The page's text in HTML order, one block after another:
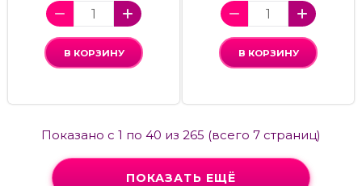
В КОРЗИНУ В КОРЗИНУ
Показано с 1 по 40 из 265 (всего 7 страниц)
ПОКАЗАТЬ ЕЩЁ